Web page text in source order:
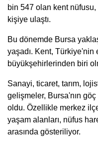
bin 547 olan kent nüfusu,
kişiye ulaştı.
Bu dönemde Bursa
yaşadı. Kent, Türkiye'nin
büyükşehirlerinden biri
Sanayi, ticaret, tarım,
gelişmeler, Bursa'nın
oldu. Özellikle merkez
yaşam alanları, nüfus
arasında gösteriliyor.